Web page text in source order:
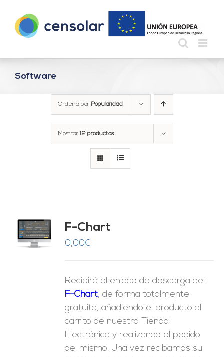
contenido
Software
Ordena por Popularidad
Mostrar12 productos
F-Chart
0,00€
Recibirá el enlace de descarga del
F-Chart, de forma totalmente
gratuita, añadiendo el producto al
carrito de nuestra Tienda
Electrónica y realizando el pedido
del mismo. Una vez recibamos su